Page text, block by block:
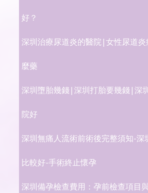
好？
深圳治療尿道炎的醫院|女性尿道
麼藥
深圳墮胎幾錢|深圳打胎要幾錢|深
院好
深圳無痛人流術前術後完整須知-深
比較好-手術終止懷孕
深圳備孕檢查費用：孕前檢查項目